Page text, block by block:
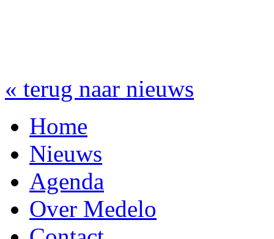
« terug naar nieuws
Home
Nieuws
Agenda
Over Medelo